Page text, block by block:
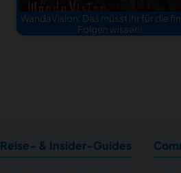
WandaVision: Das müsst ihr für die
Folgen wissen!
Reise- & Insider-Guides